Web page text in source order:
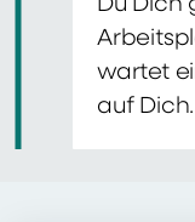
Du Dich
wartet
auf Dich.